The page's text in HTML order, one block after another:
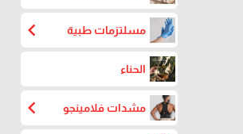
مسلتزمات طبية chevron_left
الحناء
مشدات فلامينجو chevron_left